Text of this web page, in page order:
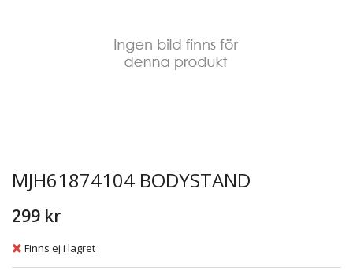
MJH61874104 BODYSTAND
299 kr
Finns ej i lagret